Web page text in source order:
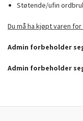
Støtende/ufin
Du må ha kjøpt varen
Admin forbeholder
Admin forbeholder